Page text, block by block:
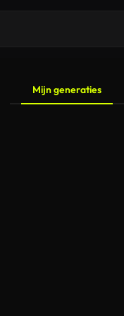
Mijn generaties